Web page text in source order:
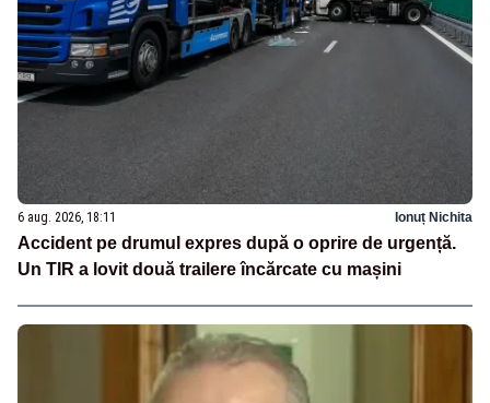
6 aug. 2026, 18:11 Ionuț Nichita
Accident pe drumul expres după o oprire de urgență.
Un TIR a lovit două trailere încărcate cu mașini